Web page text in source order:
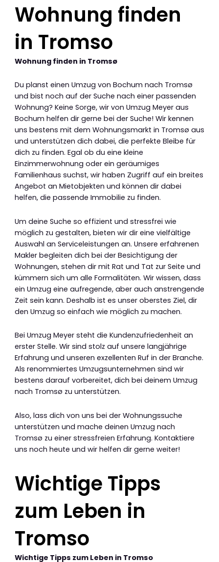
Wohnung finden
in Tromso
Wohnung finden in Tromsø
Du planst einen Umzug von Bochum nach Tromsø
und bist noch auf der Suche nach einer passenden
Wohnung? Keine Sorge, wir von Umzug Meyer aus
Bochum helfen dir gerne bei der Suche! Wir kennen
uns bestens mit dem Wohnungsmarkt in Tromsø aus
und unterstützen dich dabei, die perfekte Bleibe für
dich zu finden. Egal ob du eine kleine
Einzimmerwohnung oder ein geräumiges
Familienhaus suchst, wir haben Zugriff auf ein breites
Angebot an Mietobjekten und können dir dabei
helfen, die passende Immobilie zu finden.
Um deine Suche so effizient und stressfrei wie
möglich zu gestalten, bieten wir dir eine vielfältige
Auswahl an Serviceleistungen an. Unsere erfahrenen
Makler begleiten dich bei der Besichtigung der
Wohnungen, stehen dir mit Rat und Tat zur Seite und
kümmern sich um alle Formalitäten. Wir wissen, dass
ein Umzug eine aufregende, aber auch anstrengende
Zeit sein kann. Deshalb ist es unser oberstes Ziel, dir
den Umzug so einfach wie möglich zu machen.
Bei Umzug Meyer steht die Kundenzufriedenheit an
erster Stelle. Wir sind stolz auf unsere langjährige
Erfahrung und unseren exzellenten Ruf in der Branche.
Als renommiertes Umzugsunternehmen sind wir
bestens darauf vorbereitet, dich bei deinem Umzug
nach Tromsø zu unterstützen.
Also, lass dich von uns bei der Wohnungssuche
unterstützen und mache deinen Umzug nach
Tromsø zu einer stressfreien Erfahrung. Kontaktiere
uns noch heute und wir helfen dir gerne weiter!
Wichtige Tipps
zum Leben in
Tromso
Wichtige Tipps zum Leben in Tromso